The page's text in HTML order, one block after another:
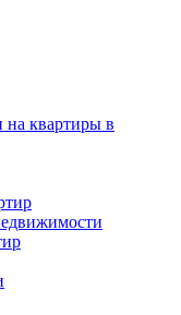
на квартиры в